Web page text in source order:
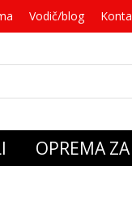
Za svaku
Vodič/blog
OPREMA